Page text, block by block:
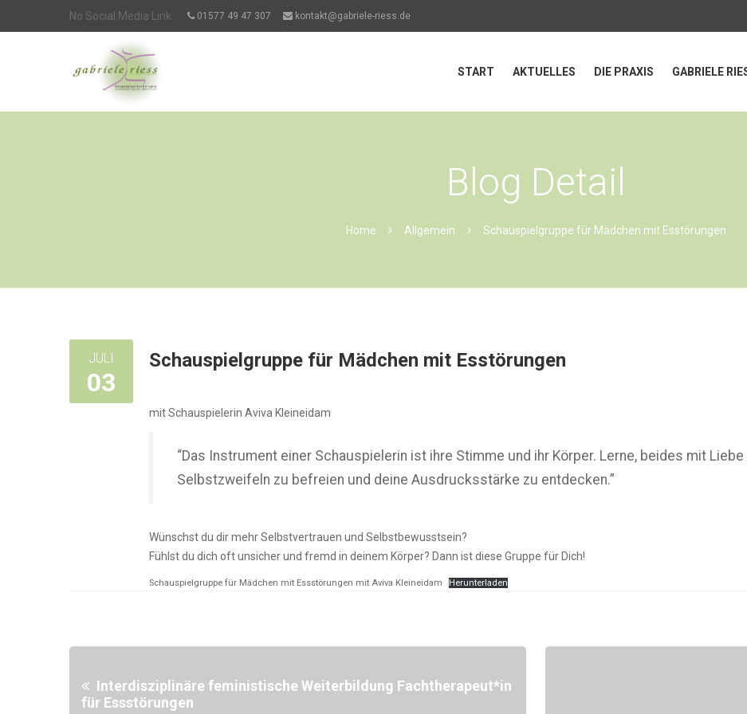
No Social Media Link 01577 49 47 307 kontakt@gabriele-riess.de
START AKTUELLES DIE PRAXIS GABRIELE
Blog Detail
Home Allgemein Schauspielgruppe für Mädchen mit Esstörungen
JULI
03
Schauspielgruppe für Mädchen mit Esstörungen
mit Schauspielerin Aviva Kleineidam
“Das Instrument einer Schauspielerin ist ihre Stimme und ihr Körper. Lerne, beides mit Liebe
Selbstzweifeln zu befreien und deine Ausdrucksstärke zu entdecken.”
Wünschst du dir mehr Selbstvertrauen und Selbstbewusstsein?
Fühlst du dich oft unsicher und fremd in deinem Körper? Dann ist diese Gruppe für Dich!
Schauspielgruppe für Mädchen mit Essstörungen mit Aviva Kleineidam Herunterladen
Interdisziplinäre feministische Weiterbildung Fachtherapeut*in
für Essstörungen